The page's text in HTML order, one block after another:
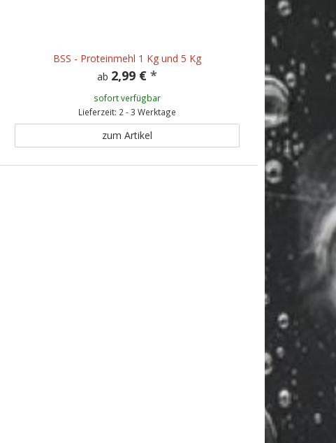
BSS - Proteinmehl 1 Kg und 5 Kg
ab 2,99 € *
sofort verfügbar
Lieferzeit: 2 - 3 Werktage
zum Artikel